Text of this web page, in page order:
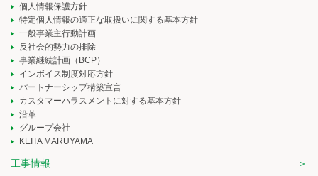
個人情報保護方針
特定個人情報の適正な取扱いに関する基本方針
一般事業主行動計画
反社会的勢力の排除
事業継続計画（BCP）
インボイス制度対応方針
パートナーシップ構築宣言
カスタマーハラスメントに対する基本方針
沿革
グループ会社
KEITA MARUYAMA
工事情報